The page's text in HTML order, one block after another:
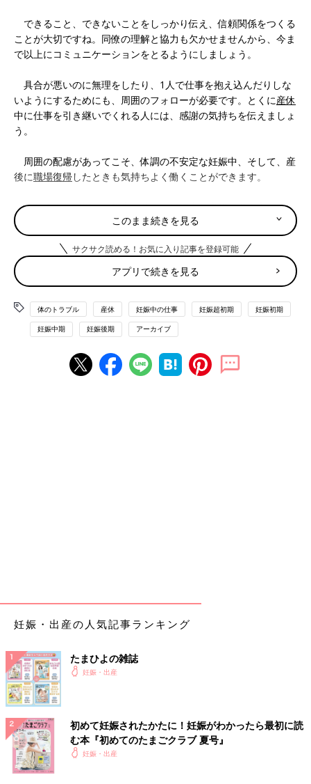
できること、できないことをしっかり伝え、信頼関係をつくる
ことが大切ですね。同僚の理解と協力も欠かせませんから、今ま
で以上にコミュニケーションをとるようにしましょう。
具合が悪いのに無理をしたり、1人で仕事を抱え込んだりしな
いようにするためにも、周囲のフォローが必要です。とくに産休
中に仕事を引き継いでくれる人には、感謝の気持ちを伝えましょ
う。
周囲の配慮があってこそ、体調の不安定な妊娠中、そして、産
後に職場復帰したときも気持ちよく働くことができます。
もちろん、職場への報告の前に、妊娠中と産後の働き方につい
て、夫や家族と話し合っておきましょう。
産休に入るのはいつか、産後も仕事を続けるかどうか、育児休
業を夫婦でどうするか、職場復帰するなら
はどうするか、
祖父母の協力は得られるのかどうか････産後の生活プランとキャ
リアプランまで含めて、今のうちに夫婦の意思を確認しておくと
いいですね。
くするなどの指導を受けたとき、その内容を事業主に伝えるため
ましょう。
カードは母子健康手帳に様式が記載されているほか、厚生労働
省のホームページからダウンロードできます。
このように、妊婦さんが働きやすい環境は、少しずつ整ってき
ています。職種や業種、会社によっても異なりますが、仕事と妊
娠生活の両立は決して無理な話ではありません。
このまま続きを見る
サクサク読める！お気に入り記事を登録可能
アプリで続きを見る
体のトラブル 産休 妊娠中の仕事 妊娠超初期 妊娠初期
妊娠中期 妊娠後期 アーカイブ
妊娠・出産の人気記事ランキング
たまひよの雑誌
妊娠・出産
初めて妊娠されたかたに！妊娠がわかったら最初に読
む本『初めてのたまごクラブ 夏号』
妊娠・出産